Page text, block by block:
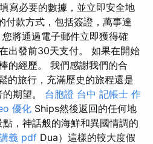
寫必要的數據，並立即安全地
付款方式，包括簽證，萬事達
將通過電子郵件立即獲得確
出發前30天支付。 如果在開始
的經歷。 我們感謝我們的合
的旅行，充滿歷史的旅程還是
期望。 台胞證 台中 記帳士 作
優化 Ships然後返回的任何地
，神話般的海鮮和異國情調的
義 pdf Dua）這樣的較大度假